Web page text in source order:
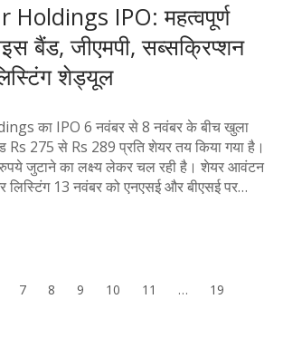
Holdings IPO: महत्वपूर्ण
बैंड, जीएमपी, सब्सक्रिप्शन
शेड्यूल
का IPO 6 नवंबर से 8 नवंबर के बीच खुला
Rs 275 से Rs 289 प्रति शेयर तय किया गया है।
जुटाने का लक्ष्य लेकर चल रही है। शेयर आवंटन
लिस्टिंग 13 नवंबर को एनएसई और बीएसई पर
7 8 9 10 11 … 19